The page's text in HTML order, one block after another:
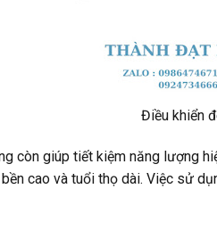
Điều khiển
còn giúp tiết kiệm năng lượng
cao và tuổi thọ dài. Việc sử